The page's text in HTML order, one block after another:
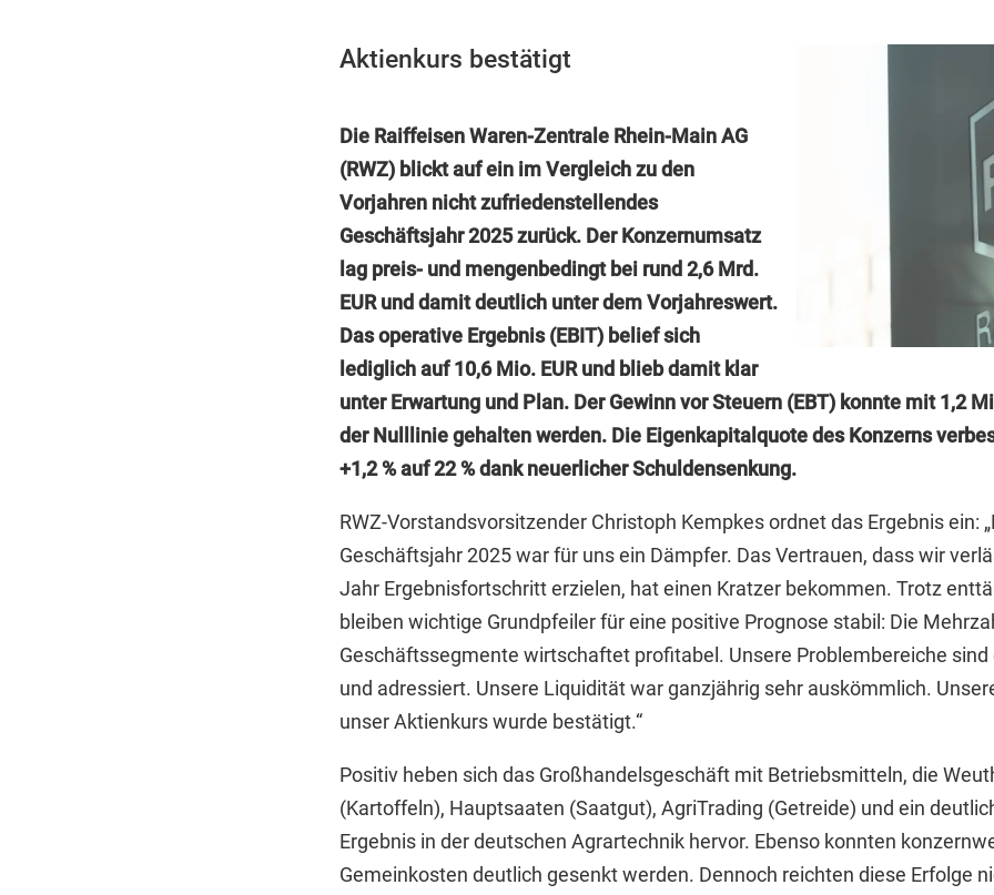
Aktienkurs bestätigt
Die Raiffeisen Waren-Zentrale Rhein-Main AG
(RWZ) blickt auf ein im Vergleich zu den
Vorjahren nicht zufriedenstellendes
Geschäftsjahr 2025 zurück. Der Konzernumsatz
lag preis- und mengenbedingt bei rund 2,6 Mrd.
EUR und damit deutlich unter dem Vorjahreswert.
Das operative Ergebnis (EBIT) belief sich
lediglich auf 10,6 Mio. EUR und blieb damit klar
unter Erwartung und Plan. Der Gewinn vor Steuern (EBT) konnte mit 1,2
der Nulllinie gehalten werden. Die Eigenkapitalquote des Konzerns
+1,2 % auf 22 % dank neuerlicher Schuldensenkung.
RWZ-Vorstandsvorsitzender Christoph Kempkes ordnet das Ergebnis ein:
Geschäftsjahr 2025 war für uns ein Dämpfer. Das Vertrauen, dass wir
Jahr Ergebnisfortschritt erzielen, hat einen Kratzer bekommen. Trotz
bleiben wichtige Grundpfeiler für eine positive Prognose stabil: Die
Geschäftssegmente wirtschaftet profitabel. Unsere Problembereiche
und adressiert. Unsere Liquidität war ganzjährig sehr auskömmlich.
unser Aktienkurs wurde bestätigt.“
Positiv heben sich das Großhandelsgeschäft mit Betriebsmitteln, die
(Kartoffeln), Hauptsaaten (Saatgut), AgriTrading (Getreide) und ein
Ergebnis in der deutschen Agrartechnik hervor. Ebenso konnten
Gemeinkosten deutlich gesenkt werden. Dennoch reichten diese Erfolge